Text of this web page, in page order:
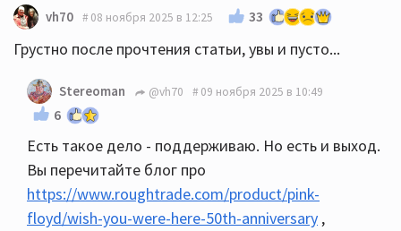
vh70 08 ноября 2025 в 12:25 33
Грустно после прочтения статьи, увы и пусто...
Stereoman @vh70 09 ноября 2025 в 10:49
6
Есть такое дело - поддерживаю. Но есть и выход.
Вы перечитайте блог про
https://www.roughtrade.com/product/pink-
floyd/wish-you-were-here-50th-anniversary ,